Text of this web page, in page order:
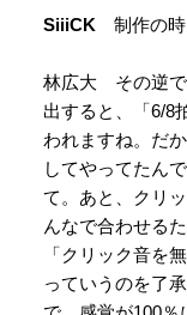
SiiiCK 制作の時
林広大 その逆で
出すると、「6/8
われますね。だ
してやってたん
て。あと、クリ
んなで合わせる
「クリック音を
っていうのを了